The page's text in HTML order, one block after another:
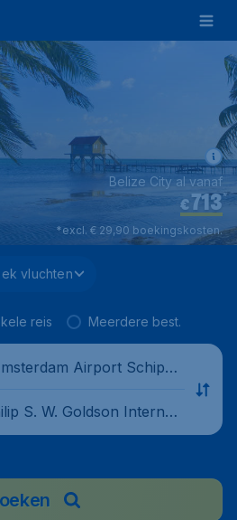
€713*
Belize City al vanaf
*excl. € 29,90 boekingskosten.
vluchten
reis Meerdere best.
Airport Schipho
S. W. Goldson Internati